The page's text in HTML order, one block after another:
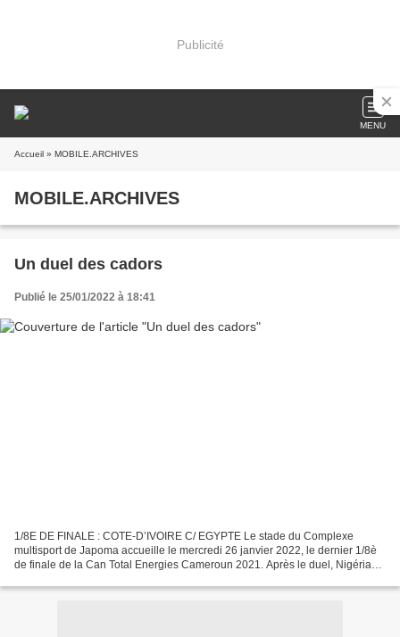
Publicité
MENU
Accueil » MOBILE.ARCHIVES
MOBILE.ARCHIVES
Un duel des cadors
Publié le 25/01/2022 à 18:41
1/8E DE FINALE : COTE-D’IVOIRE C/ EGYPTE Le stade du Complexe
multisport de Japoma accueille le mercredi 26 janvier 2022, le dernier 1/8è
de finale de la Can Total Energies Cameroun 2021. Après le duel, Nigéria